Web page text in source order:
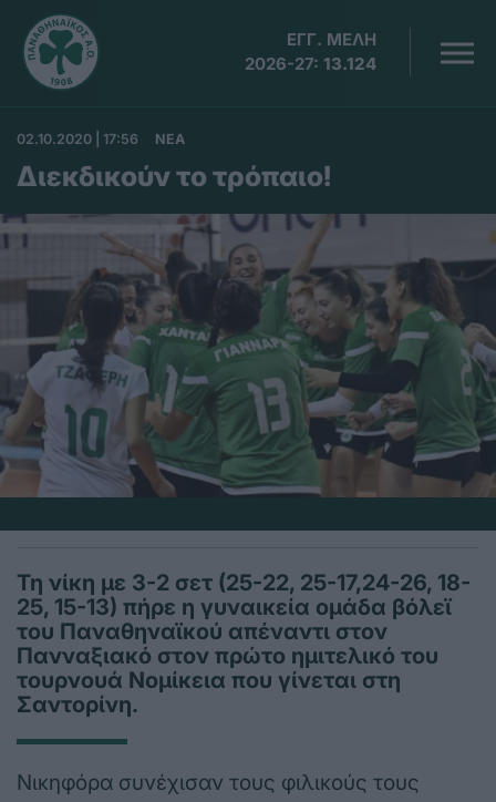
ΕΓΓ. ΜΕΛΗ
2026-27: 13.124
02.10.2020 | 17:56 ΝΕΑ
Διεκδικούν το τρόπαιο!
Τη νίκη με 3-2 σετ (25-22, 25-17,24-26, 18-
25, 15-13) πήρε η γυναικεία ομάδα βόλεϊ
του Παναθηναϊκού απέναντι στον
Πανναξιακό στον πρώτο ημιτελικό του
τουρνουά Νομίκεια που γίνεται στη
Σαντορίνη.
Νικηφόρα συνέχισαν τους φιλικούς τους